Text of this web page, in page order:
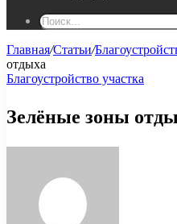
Главная/Статьи/
отдыха
Благоустройство участка
Зелёные зоны